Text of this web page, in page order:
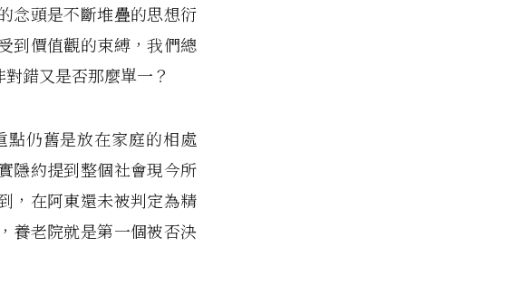
念頭是不斷堆疊的思想衍
到價值觀的束縛，我們總
錯又是否那麼單一？
仍舊是放在家庭的相處
隱約提到整個社會現今所
，在阿東還未被判定為精
養老院就是第一個被否決